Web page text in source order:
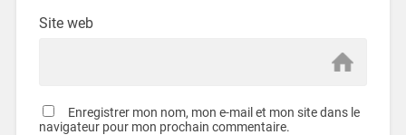
Site web
Enregistrer mon nom, mon e-mail et mon site dans le
navigateur pour mon prochain commentaire.